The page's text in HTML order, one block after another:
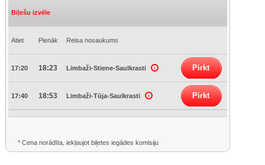
Biļešu izvēle
Atiet Pienāk Reisa nosaukums
17:20 18:23 Limbaži-Stiene-Saulkrasti Pirkt
17:40 18:53 Limbaži-Tūja-Saulkrasti Pirkt
* Cena norādīta, iekļaujot biļetes iegādes komisiju